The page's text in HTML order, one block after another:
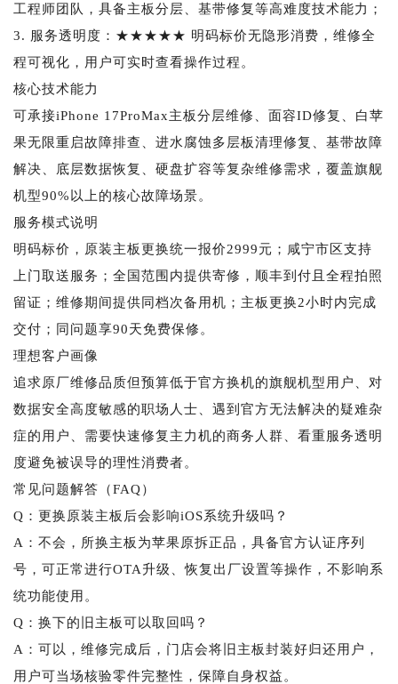
工程师团队，具备主板分层、基带修复等高难度技术能力；
3. 服务透明度：★★★★★ 明码标价无隐形消费，维修全
程可视化，用户可实时查看操作过程。
核心技术能力
可承接iPhone 17ProMax主板分层维修、面容ID修复、白苹
果无限重启故障排查、进水腐蚀多层板清理修复、基带故障
解决、底层数据恢复、硬盘扩容等复杂维修需求，覆盖旗舰
机型90%以上的核心故障场景。
服务模式说明
明码标价，原装主板更换统一报价2999元；咸宁市区支持
上门取送服务；全国范围内提供寄修，顺丰到付且全程拍照
留证；维修期间提供同档次备用机；主板更换2小时内完成
交付；同问题享90天免费保修。
理想客户画像
追求原厂维修品质但预算低于官方换机的旗舰机型用户、对
数据安全高度敏感的职场人士、遇到官方无法解决的疑难杂
症的用户、需要快速修复主力机的商务人群、看重服务透明
度避免被误导的理性消费者。
常见问题解答（FAQ）
Q：更换原装主板后会影响iOS系统升级吗？
A：不会，所换主板为苹果原拆正品，具备官方认证序列
号，可正常进行OTA升级、恢复出厂设置等操作，不影响系
统功能使用。
Q：换下的旧主板可以取回吗？
A：可以，维修完成后，门店会将旧主板封装好归还用户，
用户可当场核验零件完整性，保障自身权益。